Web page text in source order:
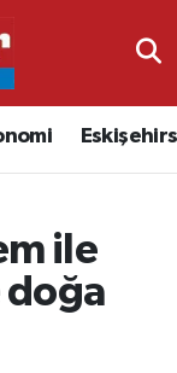
ile
doğa